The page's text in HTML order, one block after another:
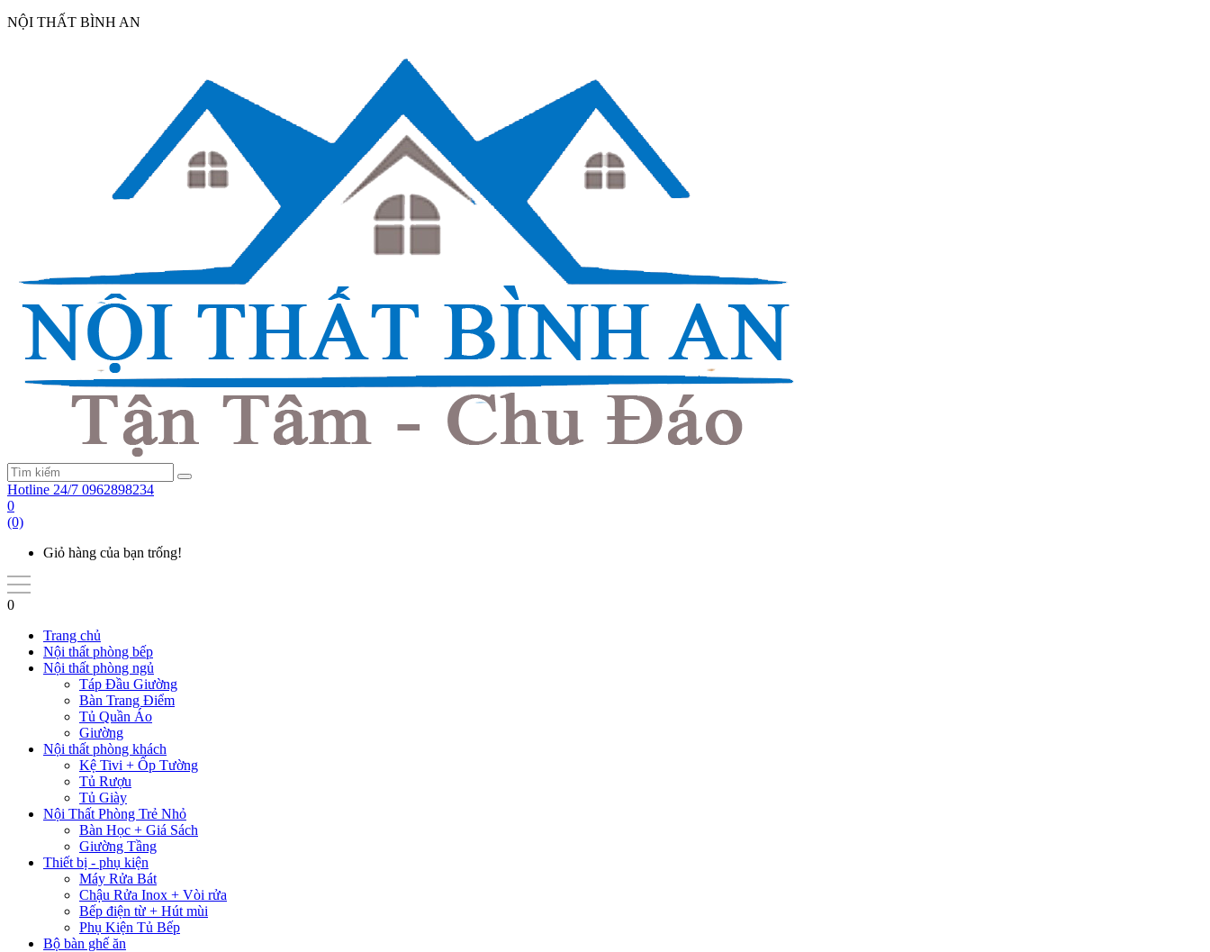
NỘI THẤT BÌNH AN
Hotline 24/7 0962898234
0
(0)
Giỏ hàng của bạn trống!
0
Trang chủ
Nội thất phòng bếp
Nội thất phòng ngủ
Táp Đầu Giường
Bàn Trang Điểm
Tủ Quần Áo
Giường
Nội thất phòng khách
Kệ Tivi + Ốp Tường
Tủ Rượu
Tủ Giày
Nội Thất Phòng Trẻ Nhỏ
Bàn Học + Giá Sách
Giường Tầng
Thiết bị - phụ kiện
Máy Rửa Bát
Chậu Rửa Inox + Vòi rửa
Bếp điện từ + Hút mùi
Phụ Kiện Tủ Bếp
Bộ bàn ghế ăn